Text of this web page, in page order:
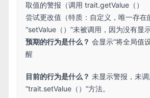
取值的警报（调用 trait.getValue（）
尝试更改值（特质：自定义，唯一存
“setValue（）”未被调用，因为没有显
预期的行为是什么？ 会显示“将全局值
醒
目前的行为是什么？ 未显示警报，未调
“trait.setValue（）”方法。